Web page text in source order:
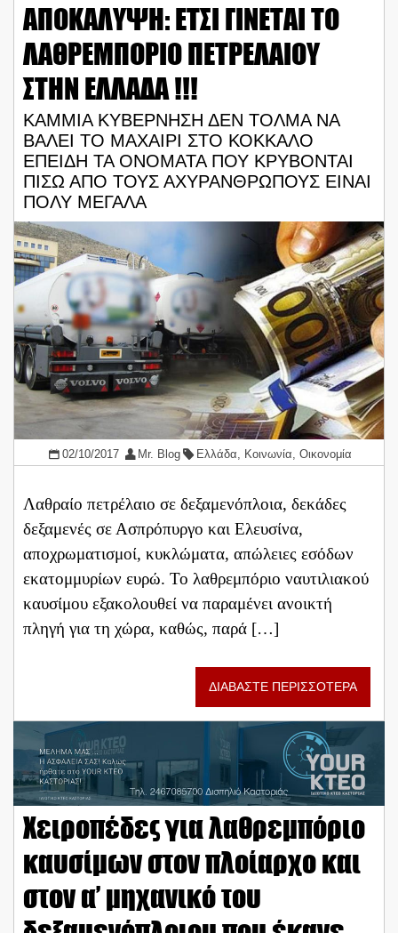
ΑΠΟΚΑΛΥΨΗ: ΕΤΣΙ ΓΙΝΕΤΑΙ ΤΟ
ΛΑΘΡΕΜΠΟΡΙΟ ΠΕΤΡΕΛΑΙΟΥ
ΣΤΗΝ ΕΛΛΑΔΑ !!!
ΚΑΜΜΙΑ ΚΥΒΕΡΝΗΣΗ ΔΕΝ ΤΟΛΜΑ ΝΑ
ΒΑΛΕΙ ΤΟ ΜΑΧΑΙΡΙ ΣΤΟ ΚΟΚΚΑΛΟ
ΕΠΕΙΔΗ ΤΑ ΟΝΟΜΑΤΑ ΠΟΥ ΚΡΥΒΟΝΤΑΙ
ΠΙΣΩ ΑΠΟ ΤΟΥΣ ΑΧΥΡΑΝΘΡΩΠΟΥΣ ΕΙΝΑΙ
ΠΟΛΥ ΜΕΓΑΛΑ
02/10/2017 Mr. Blog Ελλάδα Κοινωνία ,Οικονομία
Λαθραίο πετρέλαιο σε δεξαμενόπλοια, δεκάδες
δεξαμενές σε Ασπρόπυργο και Ελευσίνα,
αποχρωματισμοί, κυκλώματα, απώλειες εσόδων
εκατομμυρίων ευρώ. Το λαθρεμπόριο ναυτιλιακού
καυσίμου εξακολουθεί να παραμένει ανοικτή
πληγή για τη χώρα, καθώς, παρά […]
ΔΙΑΒΑΣΤΕ ΠΕΡΙΣΣΟΤΕΡΑ
Χειροπέδες για λαθρεμπόριο
καυσίμων στον πλοίαρχο και
στον α’ μηχανικό του